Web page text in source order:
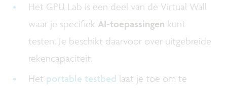
Het GPU Lab is een deel van de Virtual Wall
waar je specifiek AI-toepassingen kunt
testen. Je beschikt daarvoor over uitgebreide
rekencapaciteit.
Het portable testbed laat je toe om te